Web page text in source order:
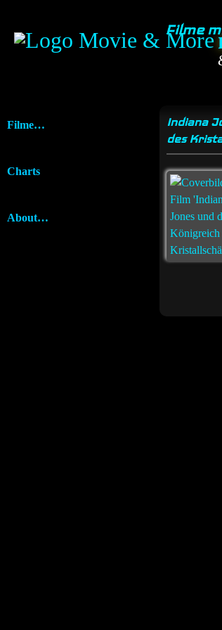
Filme
Filme…
Charts
About…
Indiana
des